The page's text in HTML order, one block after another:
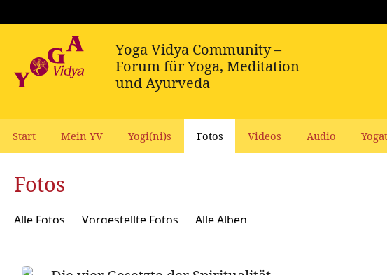
Start Mein YV Yogi(ni)s Fotos Videos Audio
Fotos
Alle Fotos Vorgestellte Fotos Alle Alben